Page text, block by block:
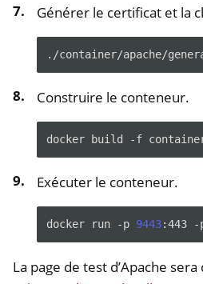
Générer le certificat et la
Construire le conteneur.
docker build -f
Exécuter le conteneur.
docker run -p 9443:443 -
La page de test d’Apache